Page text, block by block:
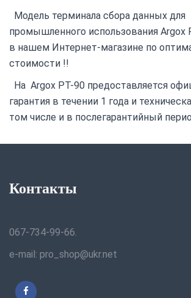
Модель терминала сбора данных для
промышленного использования Argox
в нашем Интернет-магазине по
стоимости !!
На Argox PT-90 предоставляется
гарантия в течении 1 года и
том числе и в послегарантийный
Контакты
067-734-99-66.
e-mail: pro_shop@ukr.net